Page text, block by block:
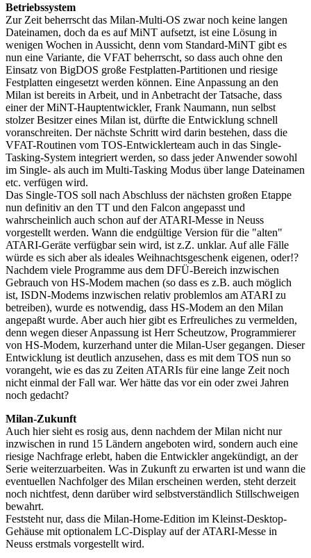
Betriebssystem
Zur Zeit beherrscht das Milan-Multi-OS zwar noch keine langen
Dateinamen, doch da es auf MiNT aufsetzt, ist eine Lösung in
wenigen Wochen in Aussicht, denn vom Standard-MiNT gibt es
nun eine Variante, die VFAT beherrscht, so dass auch ohne den
Einsatz von BigDOS große Festplatten-Partitionen und riesige
Festplatten eingesetzt werden können. Eine Anpassung an den
Milan ist bereits in Arbeit, und in Anbetracht der Tatsache, dass
einer der MiNT-Hauptentwickler, Frank Naumann, nun selbst
stolzer Besitzer eines Milan ist, dürfte die Entwicklung schnell
voranschreiten. Der nächste Schritt wird darin bestehen, dass die
VFAT-Routinen vom TOS-Entwicklerteam auch in das Single-
Tasking-System integriert werden, so dass jeder Anwender sowohl
im Single- als auch im Multi-Tasking Modus über lange Dateinamen
etc. verfügen wird.
Das Single-TOS soll nach Abschluss der nächsten großen Etappe
nun definitiv an den TT und den Falcon angepasst und
wahrscheinlich auch schon auf der ATARI-Messe in Neuss
vorgestellt werden. Wann die endgültige Version für die "alten"
ATARI-Geräte verfügbar sein wird, ist z.Z. unklar. Auf alle Fälle
würde es sich aber als ideales Weihnachtsgeschenk eigenen, oder!?
Nachdem viele Programme aus dem DFÜ-Bereich inzwischen
Gebrauch von HS-Modem machen (so dass es z.B. auch möglich
ist, ISDN-Modems inzwischen relativ problemlos am ATARI zu
betreiben), wurde es notwendig, dass HS-Modem an den Milan
angepaßt wurde. Aber auch hier gibt es Erfreuliches zu vermelden,
denn wegen dieser Anpassung ist Herr Scheutzow, Programmierer
von HS-Modem, kurzerhand unter die Milan-User gegangen. Dieser
Entwicklung ist deutlich anzusehen, dass es mit dem TOS nun so
vorangeht, wie es das zu Zeiten ATARIs für eine lange Zeit noch
nicht einmal der Fall war. Wer hätte das vor ein oder zwei Jahren
noch gedacht?
Milan-Zukunft
Auch hier sieht es rosig aus, denn nachdem der Milan nicht nur
inzwischen in rund 15 Ländern angeboten wird, sondern auch eine
riesige Nachfrage erlebt, haben die Entwickler angekündigt, an der
Serie weiterzuarbeiten. Was in Zukunft zu erwarten ist und wann die
eventuellen Nachfolger des Milan erscheinen werden, steht derzeit
noch nichtfest, denn darüber wird selbstverständlich Stillschweigen
bewahrt.
Feststeht nur, dass die Milan-Home-Edition im Kleinst-Desktop-
Gehäuse mit optionalem LC-Display auf der ATARI-Messe in
Neuss erstmals vorgestellt wird.